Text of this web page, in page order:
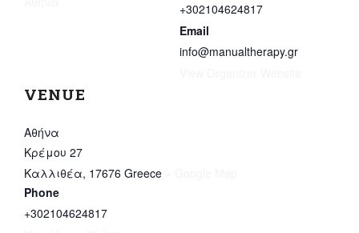
VENUE
Αθήνα
Κρέμου 27
Καλλιθέα, 17676 Greece
Phone
+302104624817
+302104624817
Email
info@manualtherapy.gr